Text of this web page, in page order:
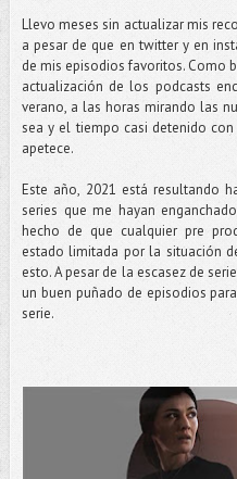
Llevo meses sin actualizar mis
a pesar de que en twitter y en
de mis episodios favoritos. Como
actualización de los podcasts
verano, a las horas mirando las
sea y el tiempo casi detenido
apetece.
Este año, 2021 está resultando
series que me hayan
hecho de que cualquier pre
estado limitada por la situación
esto. A pesar de la escasez de
un buen puñado de episodios
serie.